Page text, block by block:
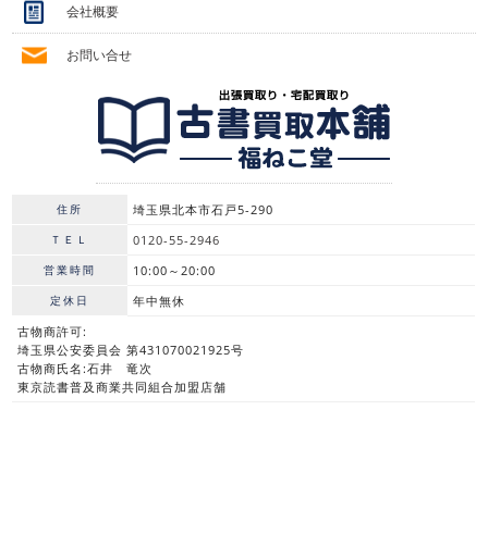
会社概要
お問い合せ
住所 埼玉県北本市石戸5-290
ＴＥＬ 0120-55-2946
営業時間 10:00～20:00
定休日
年中無休
古物商許可:
埼玉県公安委員会 第431070021925号
古物商氏名:石井 竜次
東京読書普及商業共同組合加盟店舗